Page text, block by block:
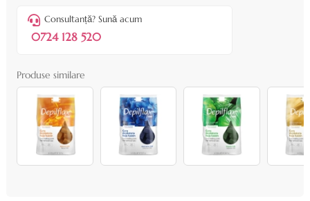
Consultanță? Sună acum
0724 128 520
Produse similare